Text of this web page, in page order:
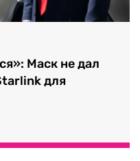
Маск не дал
для